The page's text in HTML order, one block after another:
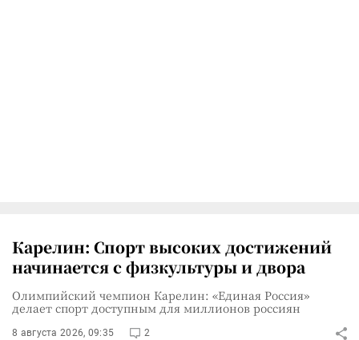
Карелин: Спорт высоких достижений
начинается с физкультуры и двора
Олимпийский чемпион Карелин: «Единая Россия»
делает спорт доступным для миллионов россиян
8 августа 2026, 09:35 2